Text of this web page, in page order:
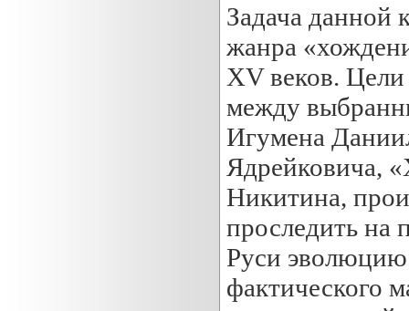
Задача данной
жанра
XV веков. Цели
между
Игумена
Ядрейковича,
Никитина,
проследить на
Руси
фактического